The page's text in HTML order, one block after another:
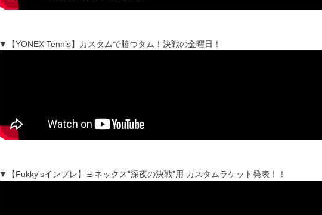
▼【YONEX Tennis】カスタムで勝つタム！決戦の金曜日！
▼【Fukky'sインプレ】ヨネックス”深夜の決戦”用 カスタムラケット発表！！